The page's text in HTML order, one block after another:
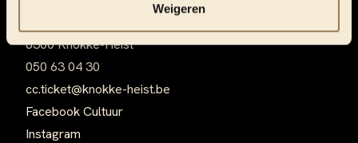
Weigeren
8300 Knokke-Heist
050 63 04 30
cc.ticket@knokke-heist.be
Facebook Cultuur
Instagram